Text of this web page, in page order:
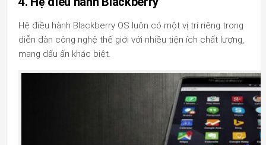
Hệ điều hành Blackberry OS luôn có một vị trí riêng trong
diễn đàn công nghệ thế giới với nhiều tiện ích chất lượng,
mang dấu ấn khác biệt.